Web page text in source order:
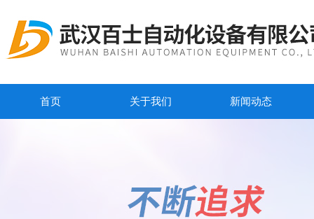
首页 关于我们 新闻动态